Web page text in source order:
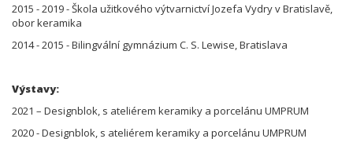
2015 - 2019 - Škola užitkového výtvarnictví Jozefa Vydry v Bratislavě,
obor keramika
2014 - 2015 - Bilingvální gymnázium C. S. Lewise, Bratislava
Výstavy:
2021 – Designblok, s ateliérem keramiky a porcelánu UMPRUM
2020 - Designblok, s ateliérem keramiky a porcelánu UMPRUM